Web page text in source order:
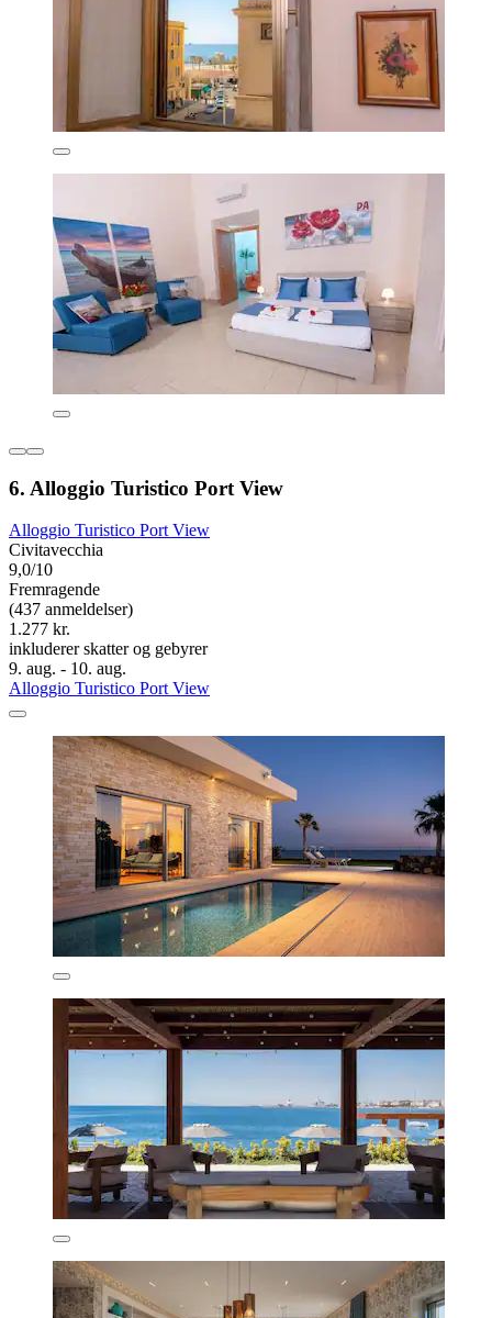
6. Alloggio Turistico Port View
Alloggio Turistico Port View
Civitavecchia
9,0/10
Fremragende
(437 anmeldelser)
1.277 kr.
inkluderer skatter og gebyrer
9. aug. - 10. aug.
Alloggio Turistico Port View